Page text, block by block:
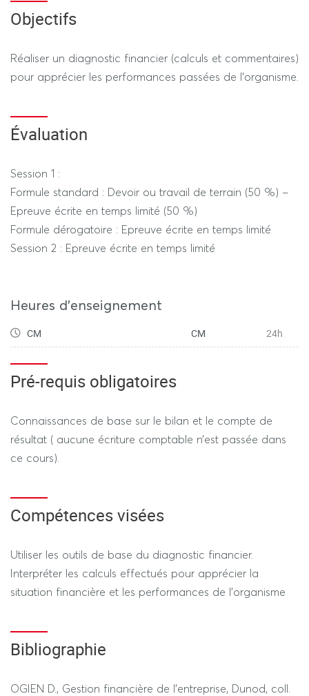
Objectifs
Réaliser un diagnostic financier (calculs et commentaires)
pour apprécier les performances passées de l’organisme.
Évaluation
Session 1 :
Formule standard : Devoir ou travail de terrain (50 %) –
Epreuve écrite en temps limité (50 %)
Formule dérogatoire : Epreuve écrite en temps limité
Session 2 : Epreuve écrite en temps limité
Heures d'enseignement
CM CM 24h
Pré-requis obligatoires
Connaissances de base sur le bilan et le compte de
résultat ( aucune écriture comptable n’est passée dans
ce cours).
Compétences visées
Utiliser les outils de base du diagnostic financier.
Interpréter les calculs effectués pour apprécier la
situation financière et les performances de l’organisme
Bibliographie
OGIEN D., Gestion financière de l’entreprise, Dunod, coll.